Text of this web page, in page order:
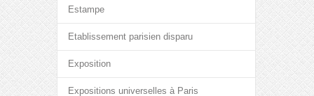
Estampe
Etablissement parisien disparu
Exposition
Expositions universelles à Paris